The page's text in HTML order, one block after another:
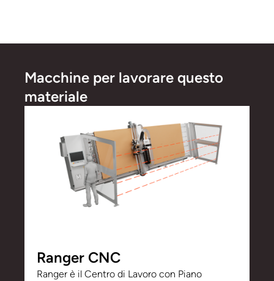
Macchine per lavorare questo
materiale
Ranger CNC
Ranger è il Centro di Lavoro con Piano